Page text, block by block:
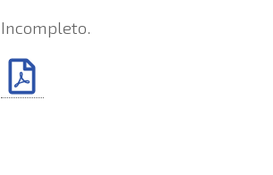
Incompleto.